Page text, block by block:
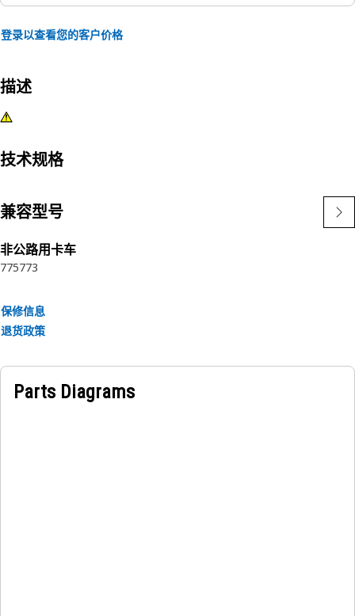
登录以查看您的客户价格
描述
技术规格
兼容型号
非公路用卡车
775773
保修信息
退货政策
Parts Diagrams